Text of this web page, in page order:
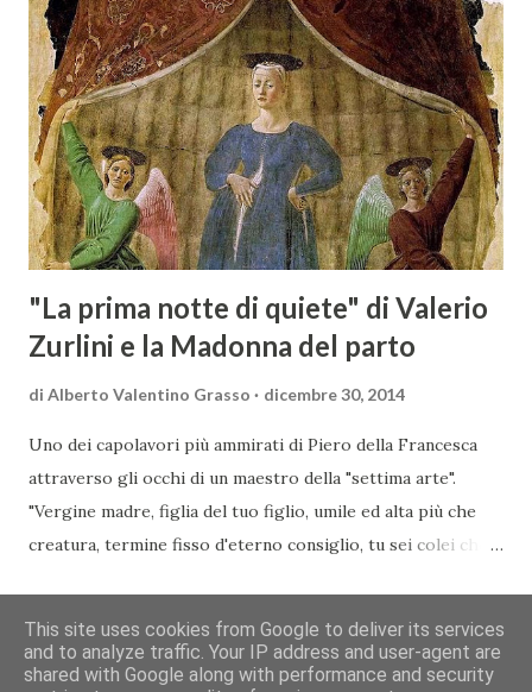
Maremma Toscana, del Montecucco e del Morellino di
Scansano. Scopo dell’iniziativa è stato quello di promuovere
le eccellenze vitivinicole della regione in Austria, un
mercato dove il potenziale di crescita è ancora molto alto,
assistendo i produttori nella creazione di contatti
commerciali con gli operatori locali. Gli organizzatori
dell’evento, Christian Bauer, austriaco ed esperto di vini e
conoscitore dei mercati di lingua tedes...
"La prima notte di quiete" di Valerio
Zurlini e la Madonna del parto
di Alberto Valentino Grasso dicembre 30, 2014
Uno dei capolavori più ammirati di Piero della Francesca
attraverso gli occhi di un maestro della "settima arte".
"Vergine madre, figlia del tuo figlio, umile ed alta più che
creatura, termine fisso d'eterno consiglio, tu sei colei che
Maria a Momentana, isolata in mezzo al verde delle pendici
collinari di Monterchi, Piero della Francesca dipinse in soli
CONDIVIDI POSTA UN COMMENTO READ MORE »
Chi siamoContattiCookiePrivacyCopyright&Disclaimer
This site uses cookies from Google to deliver its services
and to analyze traffic. Your IP address and user-agent are
shared with Google along with performance and security